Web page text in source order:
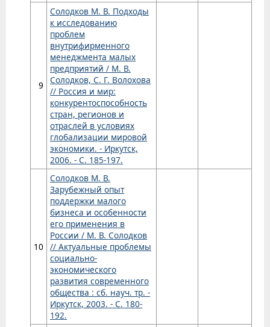
9
Солодков М. В. Подходы
к исследованию
проблем
внутрифирменного
менеджмента малых
предприятий / М. В.
Солодков, С. Г. Волохова
// Россия и мир:
конкурентоспособность
стран, регионов и
отраслей в условиях
глобализации мировой
экономики. - Иркутск,
2006. - С. 185-197.
10
Солодков М. В.
Зарубежный опыт
поддержки малого
бизнеса и особенности
его применения в
России / М. В. Солодков
// Актуальные проблемы
социально-
экономического
развития современного
общества : сб. науч. тр. -
Иркутск, 2003. - С. 180-
192.